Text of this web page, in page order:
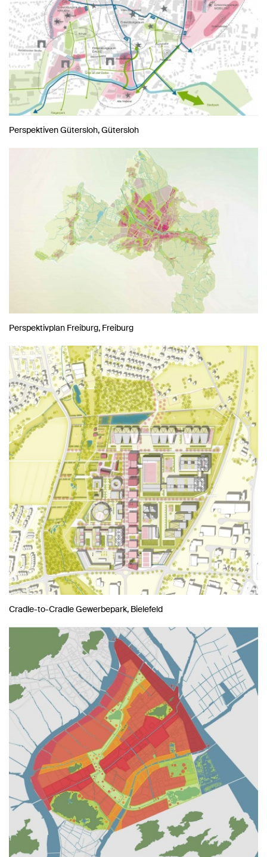
Perspektiven Gütersloh, Gütersloh
Perspektivplan Freiburg, Freiburg
Cradle-to-Cradle Gewerbepark, Bielefeld